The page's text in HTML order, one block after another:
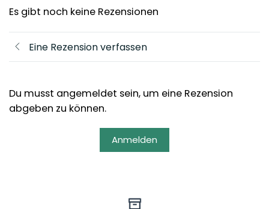
Es gibt noch keine Rezensionen
Eine Rezension verfassen
Du musst angemeldet sein, um eine Rezension
abgeben zu können.
Anmelden